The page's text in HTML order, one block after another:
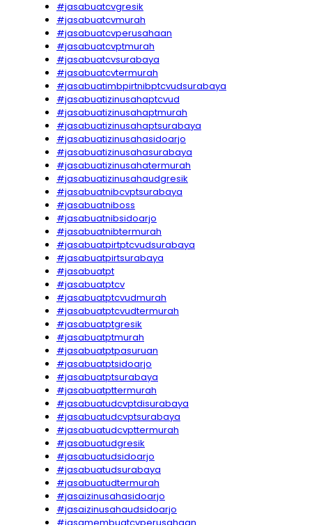
#jasabuatcvgresik
#jasabuatcvmurah
#jasabuatcvperusahaan
#jasabuatcvptmurah
#jasabuatcvsurabaya
#jasabuatcvtermurah
#jasabuatimbpirtnibptcvudsurabaya
#jasabuatizinusahaptcvud
#jasabuatizinusahaptmurah
#jasabuatizinusahaptsurabaya
#jasabuatizinusahasidoarjo
#jasabuatizinusahasurabaya
#jasabuatizinusahatermurah
#jasabuatizinusahaudgresik
#jasabuatnibcvptsurabaya
#jasabuatniboss
#jasabuatnibsidoarjo
#jasabuatnibtermurah
#jasabuatpirtptcvudsurabaya
#jasabuatpirtsurabaya
#jasabuatpt
#jasabuatptcv
#jasabuatptcvudmurah
#jasabuatptcvudtermurah
#jasabuatptgresik
#jasabuatptmurah
#jasabuatptpasuruan
#jasabuatptsidoarjo
#jasabuatptsurabaya
#jasabuatpttermurah
#jasabuatudcvptdisurabaya
#jasabuatudcvptsurabaya
#jasabuatudcvpttermurah
#jasabuatudgresik
#jasabuatudsidoarjo
#jasabuatudsurabaya
#jasabuatudtermurah
#jasaizinusahasidoarjo
#jasaizinusahaudsidoarjo